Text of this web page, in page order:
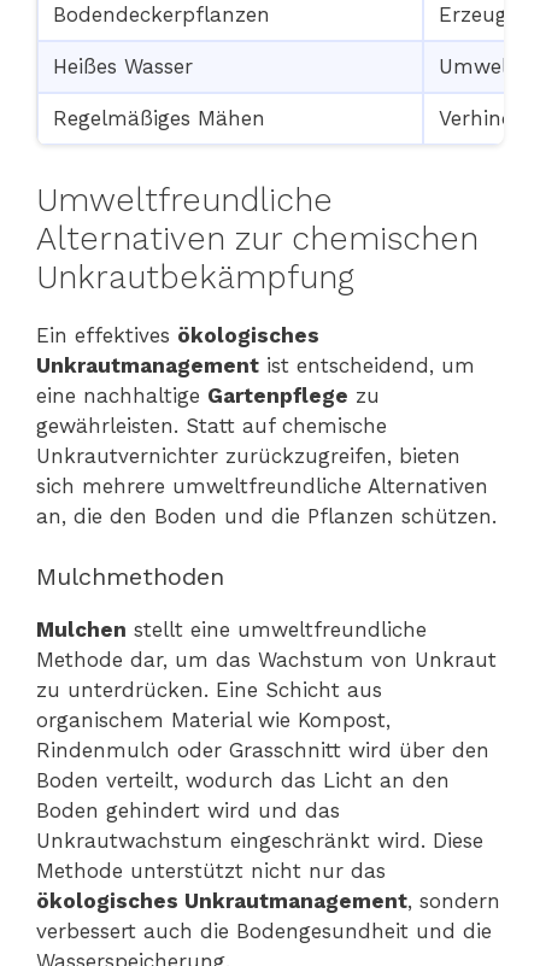
Bodendeckerpflanzen
Heißes Wasser
Regelmäßiges Mähen
Umweltfreundliche
Alternativen zur chemischen
Unkrautbekämpfung
Ein effektives ökologisches
Unkrautmanagement ist entscheidend, um
eine nachhaltige Gartenpflege zu
gewährleisten. Statt auf chemische
Unkrautvernichter zurückzugreifen, bieten
sich mehrere umweltfreundliche Alternativen
an, die den Boden und die Pflanzen schützen.
Mulchmethoden
Mulchen stellt eine umweltfreundliche
Methode dar, um das Wachstum von Unkraut
zu unterdrücken. Eine Schicht aus
organischem Material wie Kompost,
Rindenmulch oder Grasschnitt wird über den
Boden verteilt, wodurch das Licht an den
Boden gehindert wird und das
Unkrautwachstum eingeschränkt wird. Diese
Methode unterstützt nicht nur das
ökologisches Unkrautmanagement, sondern
verbessert auch die Bodengesundheit und die